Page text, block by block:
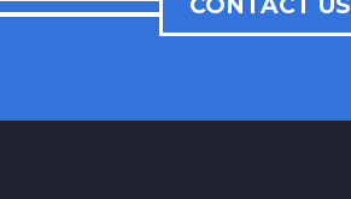
CONTACT US